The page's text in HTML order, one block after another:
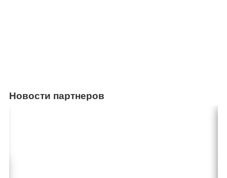
Новости партнеров